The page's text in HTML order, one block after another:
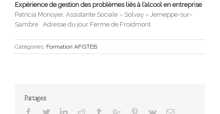
Expérience de gestion des problèmes liés à l’alcool en entreprise
Patricia Monoyer, Assistante Sociale – Solvay – Jemeppe-sur-
Sambre Adresse du jour Ferme de Froidmont
Categories: Formation AFISTEB
Partagez
Facebook
TwitterLinkedinReddit TumblrGoogle+Pinterest
Vk Email